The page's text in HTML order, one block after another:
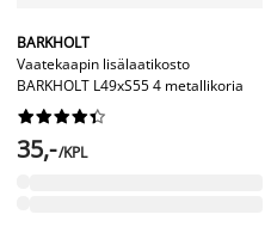
BARKHOLT
Vaatekaapin lisälaatikosto
BARKHOLT L49xS55 4 metallikoria






35,-/KPL